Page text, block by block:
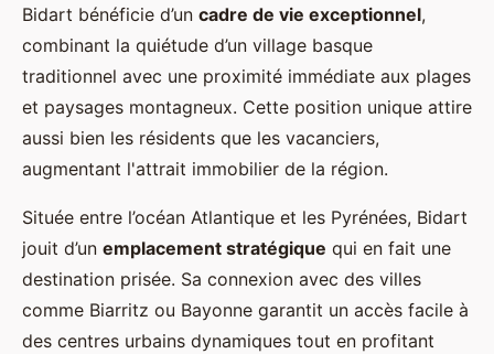
Bidart bénéficie d’un cadre de vie exceptionnel,
combinant la quiétude d’un village basque
traditionnel avec une proximité immédiate aux plages
et paysages montagneux. Cette position unique attire
aussi bien les résidents que les vacanciers,
augmentant l'attrait immobilier de la région.
Située entre l’océan Atlantique et les Pyrénées, Bidart
jouit d’un emplacement stratégique qui en fait une
destination prisée. Sa connexion avec des villes
comme Biarritz ou Bayonne garantit un accès facile à
des centres urbains dynamiques tout en profitant